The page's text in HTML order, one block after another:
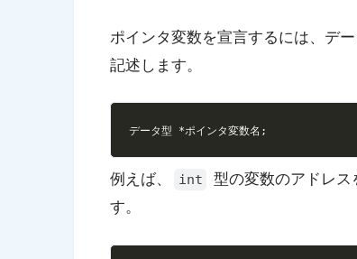
ポインタ変数を宣言するには、デ
記述します。
データ型 *ポインタ変数名 ;
例えば、 int
型の変数のアドレス
す。